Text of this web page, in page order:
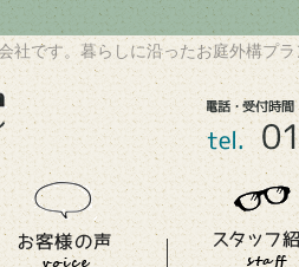
です。暮らしに沿ったお庭外構プ